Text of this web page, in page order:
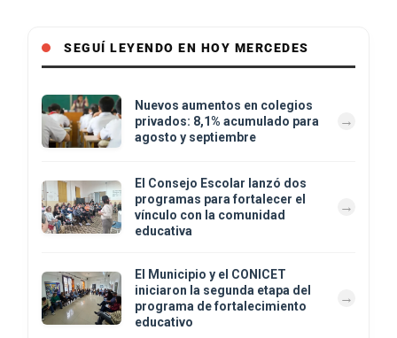
SEGUÍ LEYENDO EN HOY MERCEDES
Nuevos aumentos en colegios
privados: 8,1% acumulado para
agosto y septiembre
El Consejo Escolar lanzó dos
programas para fortalecer el
vínculo con la comunidad
educativa
El Municipio y el CONICET
iniciaron la segunda etapa del
programa de fortalecimiento
educativo